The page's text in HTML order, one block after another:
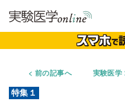
前の記事へ
実験医